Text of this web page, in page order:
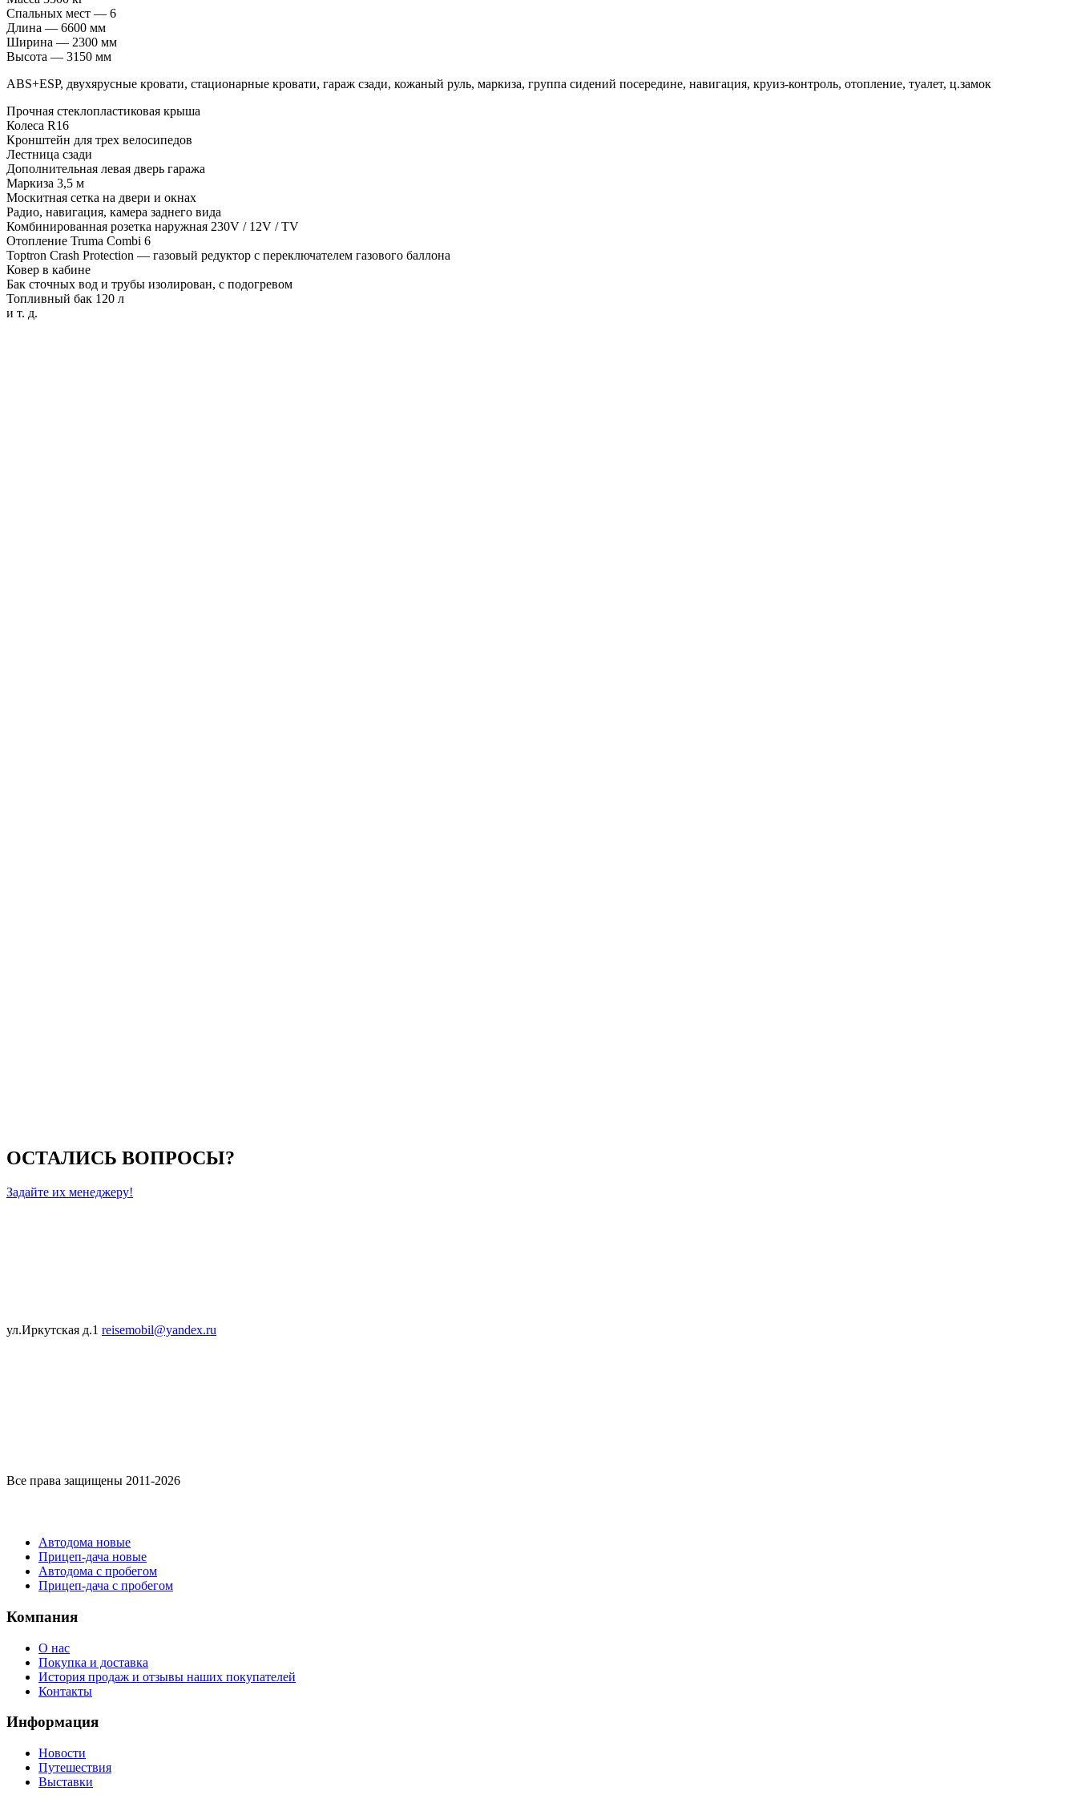
Спальных мест — 6
Длина — 6600 мм
Ширина — 2300 мм
Высота — 3150 мм
ABS+ESP, двухярусные кровати, стационарные кровати, гараж сзади, кожаный руль, маркиза, группа сидений посередине, навигация, круиз-контроль, отопление, туалет, ц.замок
Прочная стеклопластиковая крыша
Колеса R16
Кронштейн для трех велосипедов
Лестница сзади
Дополнительная левая дверь гаража
Маркиза 3,5 м
Москитная сетка на двери и окнах
Радио, навигация, камера заднего вида
Комбинированная розетка наружная 230V / 12V / TV
Отопление Truma Combi 6
Toptron Crash Protection — газовый редуктор с переключателем газового баллона
Ковер в кабине
Бак сточных вод и трубы изолирован, с подогревом
Топливный бак 120 л
и т. д.
ОСТАЛИСЬ ВОПРОСЫ?
Задайте их менеджеру!
ул.Иркутская д.1 reisemobil@yandex.ru
Все права защищены 2011-2026
Автодома новые
Прицеп-дача новые
Автодома с пробегом
Прицеп-дача с пробегом
Компания
О нас
Покупка и доставка
История продаж и отзывы наших покупателей
Контакты
Информация
Новости
Путешествия
Выставки